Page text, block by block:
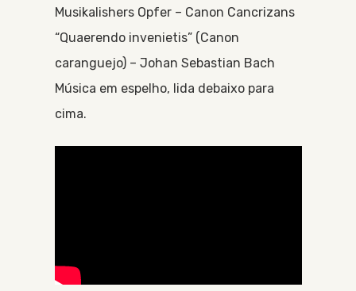
Musikalishers Opfer – Canon Cancrizans
“Quaerendo invenietis” (Canon
caranguejo) – Johan Sebastian Bach
Música em espelho, lida debaixo para
cima.